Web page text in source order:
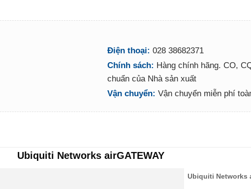
Điện thoại: 028 38682371
Chính sách: Hàng chính hãng. CO,
chuẩn của Nhà sản xuất
Vận chuyển: Vận chuyển miễn phí
Ubiquiti Networks airGATEWAY
Ubiquiti Networks